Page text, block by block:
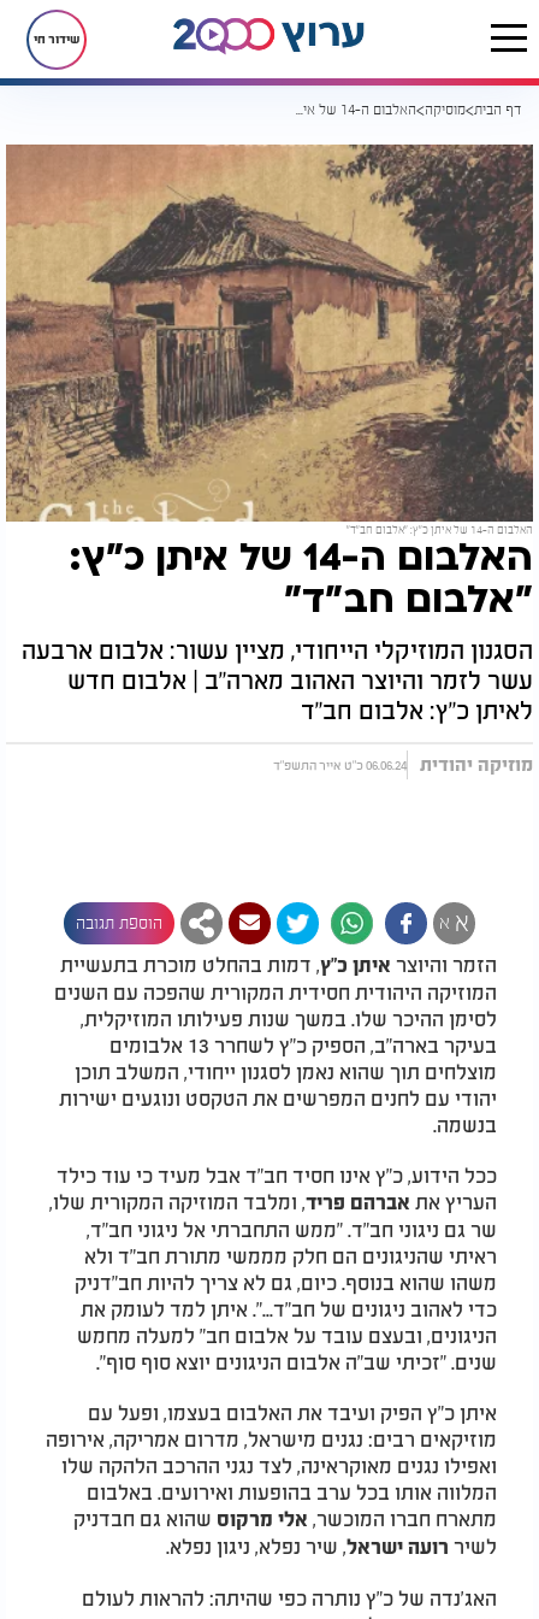
שידור חי
דף הבית מוסיקה האלבום ה-14 של איתן כ"ץ: "אלבום חב"ד"
האלבום ה-14 של איתן כ"ץ: "אלבום חב"ד"
האלבום ה-14 של איתן כ"ץ:
"אלבום חב"ד"
הסגנון המוזיקלי הייחודי, מציין עשור: אלבום ארבעה
עשר לזמר והיוצר האהוב מארה"ב | אלבום חדש
לאיתן כ"ץ: אלבום חב"ד
מוזיקה יהודית 06.06.24 כ"ט אייר התשפ"ד
א א הוספת תגובה
הזמר והיוצר איתן כ"ץ, דמות בהחלט מוכרת בתעשיית
המוזיקה היהודית חסידית המקורית שהפכה עם השנים
לסימן ההיכר שלו. במשך שנות פעילותו המוזיקלית,
בעיקר בארה"ב, הספיק כ"ץ לשחרר 13 אלבומים
מוצלחים תוך שהוא נאמן לסגנון ייחודי, המשלב תוכן
יהודי עם לחנים המפרשים את הטקסט ונוגעים ישירות
בנשמה.
ככל הידוע, כ"ץ אינו חסיד חב"ד אבל מעיד כי עוד כילד
העריץ את אברהם פריד, ומלבד המוזיקה המקורית שלו,
שר גם ניגוני חב"ד. "ממש התחברתי אל ניגוני חב"ד,
ראיתי שהניגונים הם חלק מממשי מתורת חב"ד ולא
משהו שהוא בנוסף. כיום, גם לא צריך להיות חב"דניק
כדי לאהוב ניגונים של חב"ד...". איתן למד לעומק את
הניגונים, ובעצם עובד על אלבום חב" למעלה מחמש
שנים. "זכיתי שב"ה אלבום הניגונים יוצא סוף סוף".
איתן כ"ץ הפיק ועיבד את האלבום בעצמו, ופעל עם
מוזיקאים רבים: נגנים מישראל, מדרום אמריקה, אירופה
ואפילו נגנים מאוקראינה, לצד נגני ההרכב הלהקה שלו
המלווה אותו בכל ערב בהופעות ואירועים. באלבום
מתארח חברו המוכשר, אלי מרקוס שהוא גם חבדניק
לשיר רועה ישראל, שיר נפלא, ניגון נפלא.
האג'נדה של כ"ץ נותרה כפי שהיתה: להראות לעולם